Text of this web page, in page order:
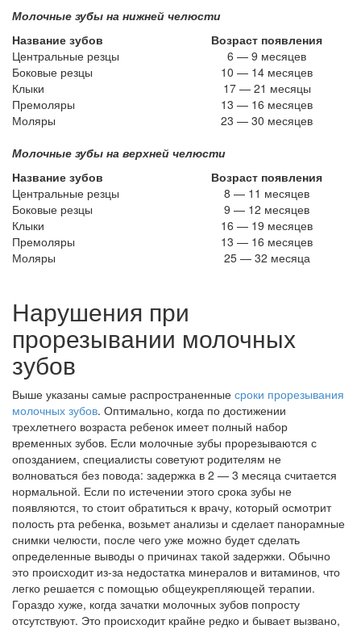
Молочные зубы на нижней челюсти
Название зубов
Возраст появления
Центральные резцы
6 — 9 месяцев
Боковые резцы
10 — 14 месяцев
Клыки
17 — 21 месяцы
Премоляры
13 — 16 месяцев
Моляры
23 — 30 месяцев
Молочные зубы на верхней челюсти
Название зубов
Возраст появления
Центральные резцы
8 — 11 месяцев
Боковые резцы
9 — 12 месяцев
Клыки
16 — 19 месяцев
Премоляры
13 — 16 месяцев
Моляры
25 — 32 месяца
Нарушения при
прорезывании молочных
зубов
Выше указаны самые распространенные сроки прорезывания
молочных зубов. Оптимально, когда по достижении
трехлетнего возраста ребенок имеет полный набор
временных зубов. Если молочные зубы прорезываются с
опозданием, специалисты советуют родителям не
волноваться без повода: задержка в 2 — 3 месяца считается
нормальной. Если по истечении этого срока зубы не
появляются, то стоит обратиться к врачу, который осмотрит
полость рта ребенка, возьмет анализы и сделает панорамные
снимки челюсти, после чего уже можно будет сделать
определенные выводы о причинах такой задержки. Обычно
это происходит из-за недостатка минералов и витаминов, что
легко решается с помощью общеукрепляющей терапии.
Гораздо хуже, когда зачатки молочных зубов попросту
отсутствуют. Это происходит крайне редко и бывает вызвано,